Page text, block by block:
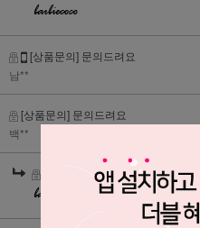
[상품문의] 문의드려요
남**
[상품문의] 문의드려요
백**
[상품문의] 문의드려요